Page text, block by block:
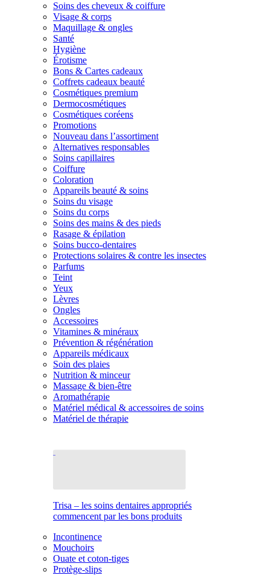
Soins des cheveux & coiffure
Visage & corps
Maquillage & ongles
Santé
Hygiène
Érotisme
Bons & Cartes cadeaux
Coffrets cadeaux beauté
Cosmétiques premium
Dermocosmétiques
Cosmétiques coréens
Promotions
Nouveau dans l’assortiment
Alternatives responsables
Soins capillaires
Coiffure
Coloration
Appareils beauté & soins
Soins du visage
Soins du corps
Soins des mains & des pieds
Rasage & épilation
Soins bucco-dentaires
Protections solaires & contre les insectes
Parfums
Teint
Yeux
Lèvres
Ongles
Accessoires
Vitamines & minéraux
Prévention & régénération
Appareils médicaux
Soin des plaies
Nutrition & minceur
Massage & bien-être
Aromathérapie
Matériel médical & accessoires de soins
Matériel de thérapie
Trisa – les soins dentaires appropriés
commencent par les bons produits
Incontinence
Mouchoirs
Ouate et coton-tiges
Protège-slips